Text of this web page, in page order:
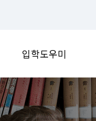
입학도우미